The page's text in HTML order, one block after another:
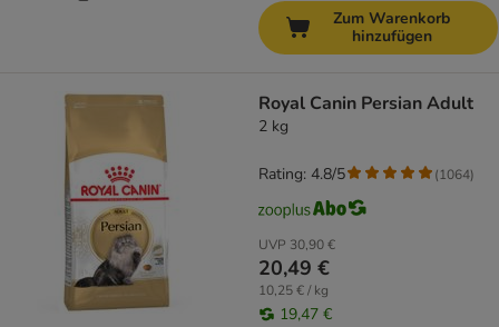
Zum Warenkorb
hinzufügen
Royal Canin Persian Adult
2 kg
UVP 30,90 €
20,49 €
10,25 € / kg
19,47 €
Rating: 4.8/5 (1064)